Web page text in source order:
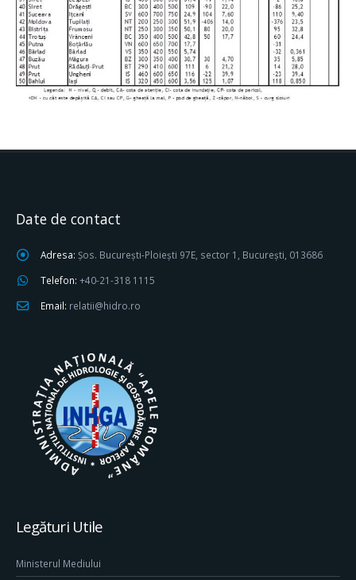
Date de contact
Adresa: Șos. București-Ploiești 97E, sector 1, București, 013686
Telefon: +40-21-318 1115
Email: relatii@hidro.ro
Legături Utile
Ministerul Mediului